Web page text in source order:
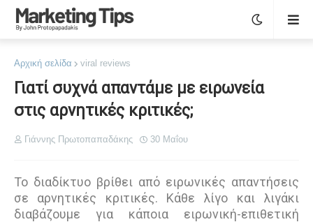
Αρχική σελίδα viral reviews
Γιατί συχνά απαντάμε με ειρωνεία
στις αρνητικές κριτικές;
Γιάννης Πρωτοπαπαδάκης 30 Μαΐου
Το διαδίκτυο βρίθει από ειρωνικές απαντήσεις
σε αρνητικές κριτικές. Κάθε λίγο και λιγάκι
διαβάζουμε για κάποια ειρωνική-επιθετική